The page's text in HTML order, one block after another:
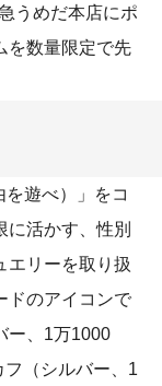
うめだ本店にポ
を数量限定で先
遊べ）」をコ
に活かす、性別
エリーを取り扱
ドのアイコンで
ー、1万1000
（シルバー、1